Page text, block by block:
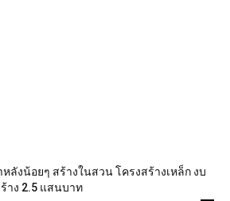
ลังน้อยๆ สร้างในสวน โครงสร้างเหล็ก งบ
าง 2.5 แสนบาท